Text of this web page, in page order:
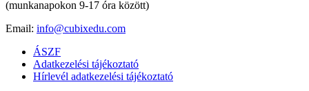
(munkanapokon 9-17 óra között)
Email: info@cubixedu.com
ÁSZF
Adatkezelési tájékoztató
Hírlevél adatkezelési tájékoztató